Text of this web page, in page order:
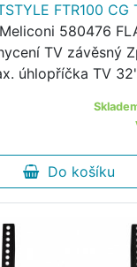
FTR100
580476
TV závěsný
úhlopříčka TV
…
Do košíku